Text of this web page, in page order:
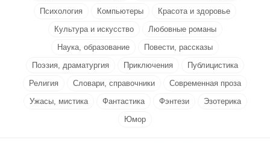
Психология
Компьютеры
Красота и здоровье
Культура и искусство
Любовные романы
Наука, образование
Повести, рассказы
Поэзия, драматургия
Приключения
Публицистика
Религия
Словари, справочники
Современная проза
Ужасы, мистика
Фантастика Фэнтези
Эзотерика
Юмор